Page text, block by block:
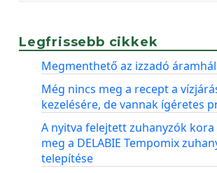
Legfrissebb cikkek
Megmenthető az izzadó
Még nincs meg a recept a
kezelésére, de vannak ígéretes
A nyitva felejtett zuhanyzók
meg a DELABIE Tempomix
telepítése